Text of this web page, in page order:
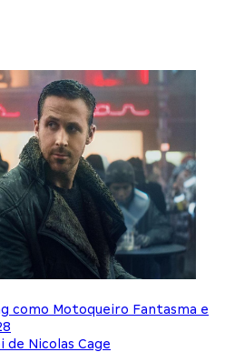
como Motoqueiro Fantasma e
Nicolas Cage